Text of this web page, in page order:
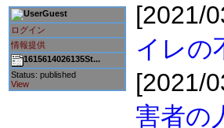
Guest
ログイン
情報提供
1615614026135St...
Status: published
View
[2021/
イレの
[2021/
害者の